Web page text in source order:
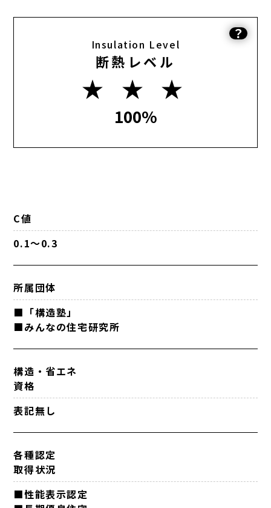
Insulation Level
断熱レベル
★ ★ ★
100%
？
C値
0.1～0.3
所属団体
■「構造塾」
■みんなの住宅研究所
構造・省エネ
資格
表記無し
各種認定
取得状況
■性能表示認定